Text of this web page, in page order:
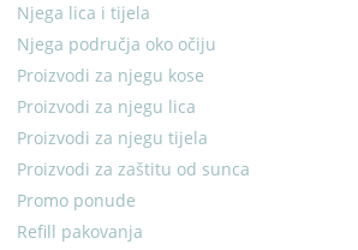
Njega lica i tijela
Njega područja oko očiju
Proizvodi za njegu kose
Proizvodi za njegu lica
Proizvodi za njegu tijela
Proizvodi za zaštitu od sunca
Promo ponude
Refill pakovanja